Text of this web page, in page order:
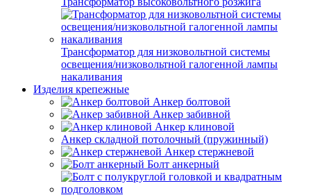
Трансформатор для низковольтной системы
освещения/низковольтной галогенной лампы
накаливания
Изделия крепежные
Анкер болтовой
Анкер забивной
Анкер клиновой
Анкер складной потолочный (пружинный)
Анкер стержневой
Болт анкерный